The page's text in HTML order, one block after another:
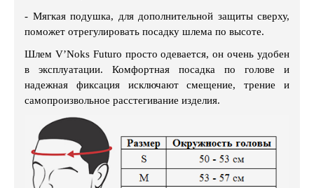
- Мягкая подушка, для дополнительной защиты сверху,
поможет отрегулировать посадку шлема по высоте.
Шлем V’Noks Futuro просто одевается, он очень удобен
в эксплуатации. Комфортная посадка по голове и
надежная фиксация исключают смещение, трение и
самопроизвольное расстегивание изделия.